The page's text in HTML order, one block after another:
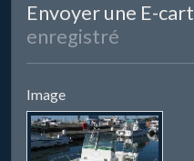
Envoyer une E-
enregistré
Image